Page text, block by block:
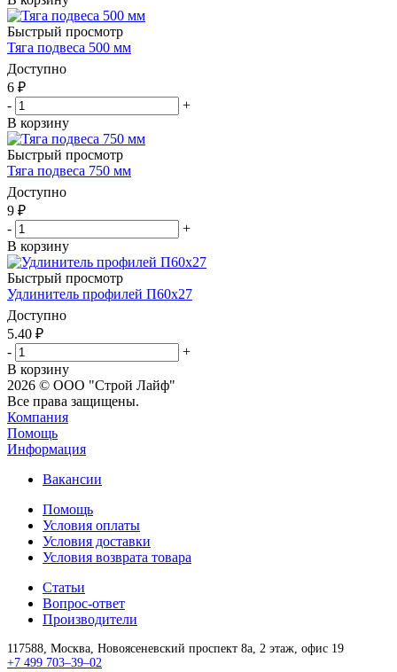
Быстрый просмотр
Тяга подвеса 500 мм
Доступно
6 ₽
-
+
В корзину
Быстрый просмотр
Тяга подвеса 750 мм
Доступно
9 ₽
-
+
В корзину
Быстрый просмотр
Удлинитель профилей П60x27
Доступно
5.40 ₽
-
+
В корзину
2026 © ООО "Строй Лайф"
Все права защищены.
Компания
Помощь
Информация
Вакансии
Помощь
Условия оплаты
Условия доставки
Условия возврата товара
Статьи
Вопрос-ответ
Производители
117588, Москва, Новоясеневский проспект 8а, 2 этаж, офис 19
+7 499 703–39–02